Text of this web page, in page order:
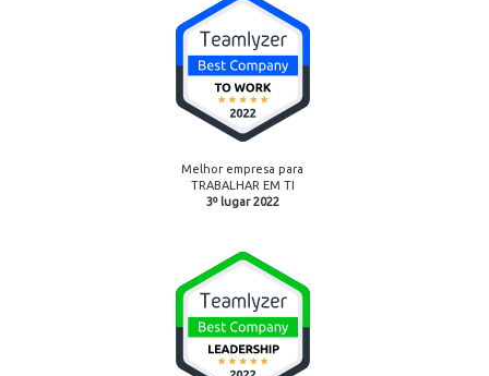
Melhor empresa para
TRABALHAR EM TI
3º lugar 2022